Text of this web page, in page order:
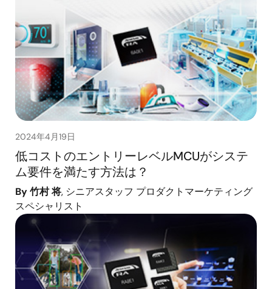
2024年4月19日
低コストのエントリーレベルMCUがシステ
ム要件を満たす方法は？
By 竹村 将, シニアスタッフ プロダクトマーケティング
スペシャリスト